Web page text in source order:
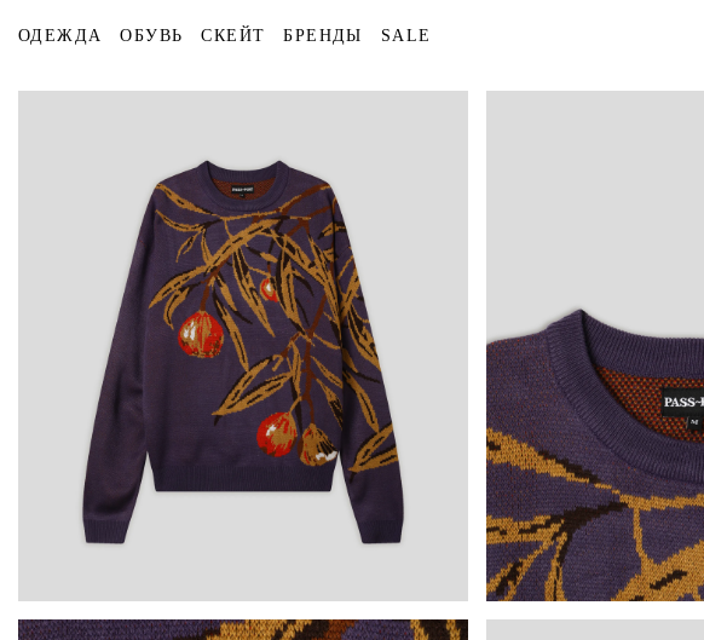
ОДЕЖДА ОБУВЬ СКЕЙТ БРЕНДЫ SALE